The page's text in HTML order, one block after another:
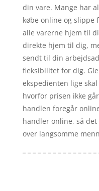
din vare. Mange har
købe online og slippe
alle varerne hjem til
direkte hjem til dig,
sendt til din
fleksibilitet for dig.
ekspedienten lige
hvorfor prisen ikke
handlen foregår
handler online, så
over langsomme